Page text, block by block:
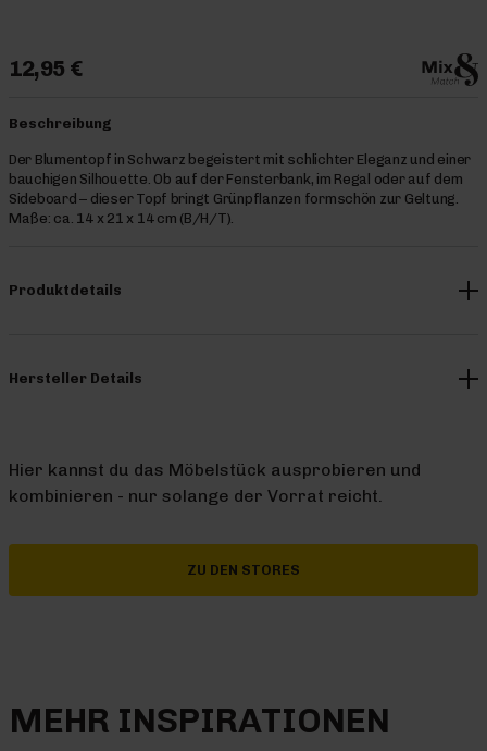
12,95 €
Beschreibung
Der Blumentopf in Schwarz begeistert mit schlichter Eleganz und einer
bauchigen Silhouette. Ob auf der Fensterbank, im Regal oder auf dem
Sideboard – dieser Topf bringt Grünpflanzen formschön zur Geltung.
Maße: ca. 14 x 21 x 14 cm (B/H/T).
Produktdetails
Hersteller Details
Hier kannst du das Möbelstück ausprobieren und
kombinieren - nur solange der Vorrat reicht.
ZU DEN STORES
MEHR INSPIRATIONEN